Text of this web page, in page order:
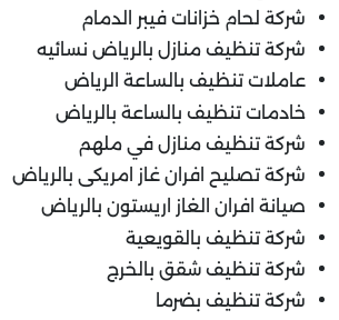
شركة لحام خزانات فيبر الدمام
شركة تنظيف منازل بالرياض نسائيه
عاملات تنظيف بالساعة الرياض
خادمات تنظيف بالساعة بالرياض
شركة تنظيف منازل في ملهم
شركة تصليح افران غاز امريكى بالرياض
صيانة افران الغاز اريستون بالرياض
شركة تنظيف بالقويعية
شركة تنظيف شقق بالخرج
شركة تنظيف بضرما